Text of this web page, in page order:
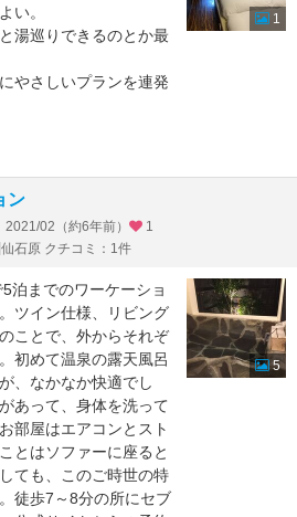
い。
湯巡りできるのとか最
やさしいプランを連発
1
ン
02（約6年前）
1
仙石原 クチコミ：1件
泊までのワーケーショ
ツイン仕様、リビング
ことで、外からそれぞ
初めて温泉の露天風呂
、なかなか快適でし
あって、身体を洗って
部屋はエアコンとスト
とはソファーに座ると
ても、このご時世の特
徒歩7～8分の所にセブ
5